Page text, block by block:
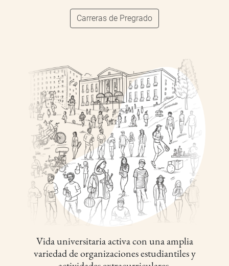
Carreras de Pregrado
Vida universitaria activa con una amplia
variedad de organizaciones estudiantiles y